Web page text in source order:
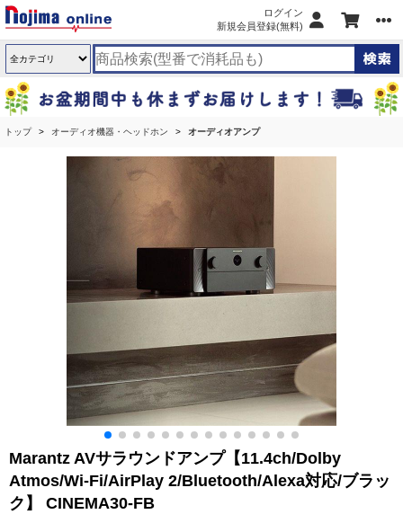
ログイン
新規会員登録(無料)
トップ オーディオ機器・ヘッドホン オーディオアンプ
Marantz AVサラウンドアンプ【11.4ch/Dolby
Atmos/Wi-Fi/AirPlay 2/Bluetooth/Alexa対応/ブラッ
ク】 CINEMA30-FB